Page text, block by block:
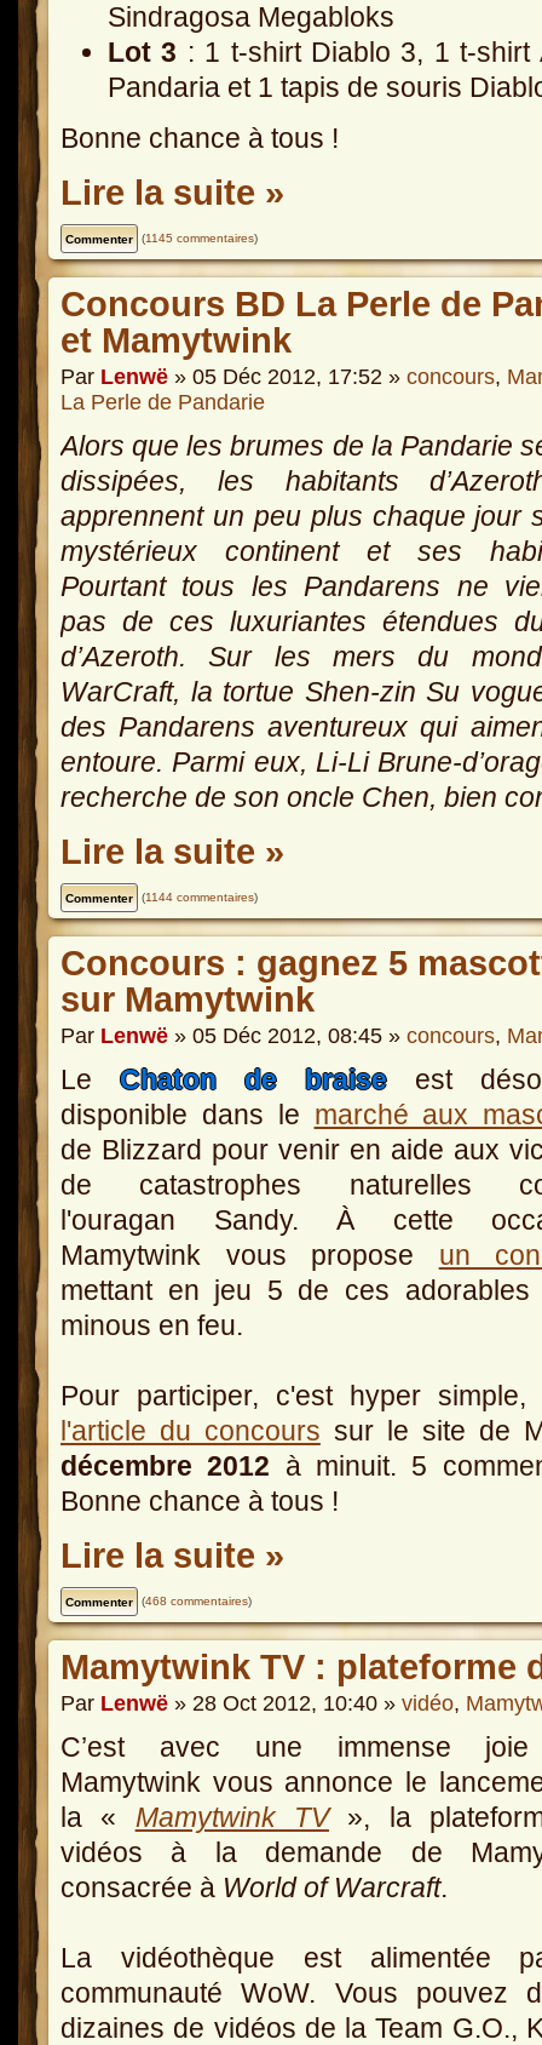
Sindragosa Megabloks
Lot 3 : 1 t-shirt Diablo 3, 1 t-
Pandaria et 1 tapis de souris
Bonne chance à tous !
Lire la suite »
(1145 commentaires)
Concours BD La Perle de
et Mamytwink
Par Lenwë » 05 Déc 2012, 17:52 » concours,
La Perle de Pandarie
Alors que les brumes de la Pandarie
dissipées, les habitants
apprennent un peu plus chaque jour
mystérieux continent et ses
Pourtant tous les Pandarens ne
pas de ces luxuriantes étendues
d’Azeroth. Sur les mers du
WarCraft, la tortue Shen-zin Su
des Pandarens aventureux qui
entoure. Parmi eux, Li-Li Brune-
recherche de son oncle Chen, bien
Lire la suite »
(1144 commentaires)
Concours : gagnez 5
sur Mamytwink
Par Lenwë » 05 Déc 2012, 08:45 » concours,
LeChaton de braise est
disponible dans le marché aux
de Blizzard pour venir en aide aux
de catastrophes naturelles
l'ouragan Sandy. À cette
Mamytwink vous propose un
mettant en jeu 5 de ces adorables
minous en feu.
Pour participer, c'est hyper
l'article du concours sur le site de
décembre 2012 à minuit. 5
Bonne chance à tous !
Lire la suite »
(468 commentaires)
Mamytwink TV : plateforme
Par Lenwë » 28 Oct 2012, 10:40 » vidéo,
C’est avec une immense
Mamytwink vous annonce le
la « Mamytwink TV», la
vidéos à la demande de
consacrée à World of Warcraft.
La vidéothèque est alimentée
communauté WoW. Vous pouvez
dizaines de vidéos de la Team G.O.,